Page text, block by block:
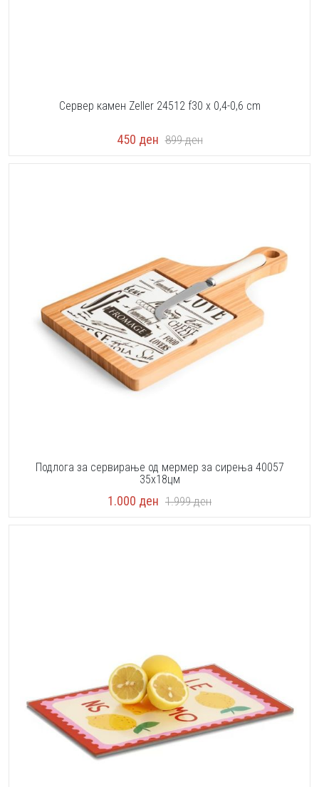
Сервер камен Zeller 24512 f30 x 0,4-0,6 cm
450 ден 899ден
Подлога за сервирање од мермер за сирења 40057
35х18цм
1.000 ден 1.999ден